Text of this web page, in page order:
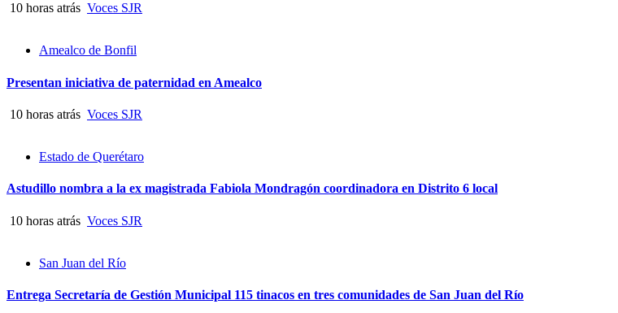
10 horas atrás Voces SJR
Amealco de Bonfil
Presentan iniciativa de paternidad en Amealco
10 horas atrás Voces SJR
Estado de Querétaro
Astudillo nombra a la ex magistrada Fabiola Mondragón coordinadora en Distrito 6 local
10 horas atrás Voces SJR
San Juan del Río
Entrega Secretaría de Gestión Municipal 115 tinacos en tres comunidades de San Juan del Río